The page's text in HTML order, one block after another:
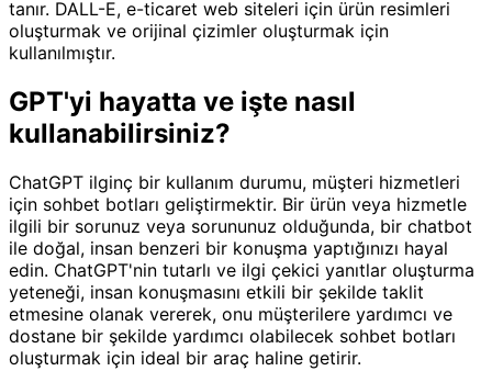
tanır. DALL-E, e-ticaret web siteleri için ürün resimleri
oluşturmak ve orijinal çizimler oluşturmak için
kullanılmıştır.
GPT'yi hayatta ve işte nasıl
kullanabilirsiniz?
ChatGPT ilginç bir kullanım durumu, müşteri hizmetleri
için sohbet botları geliştirmektir. Bir ürün veya hizmetle
ilgili bir sorunuz veya sorununuz olduğunda, bir chatbot
ile doğal, insan benzeri bir konuşma yaptığınızı hayal
edin. ChatGPT'nin tutarlı ve ilgi çekici yanıtlar oluşturma
yeteneği, insan konuşmasını etkili bir şekilde taklit
etmesine olanak vererek, onu müşterilere yardımcı ve
dostane bir şekilde yardımcı olabilecek sohbet botları
oluşturmak için ideal bir araç haline getirir.